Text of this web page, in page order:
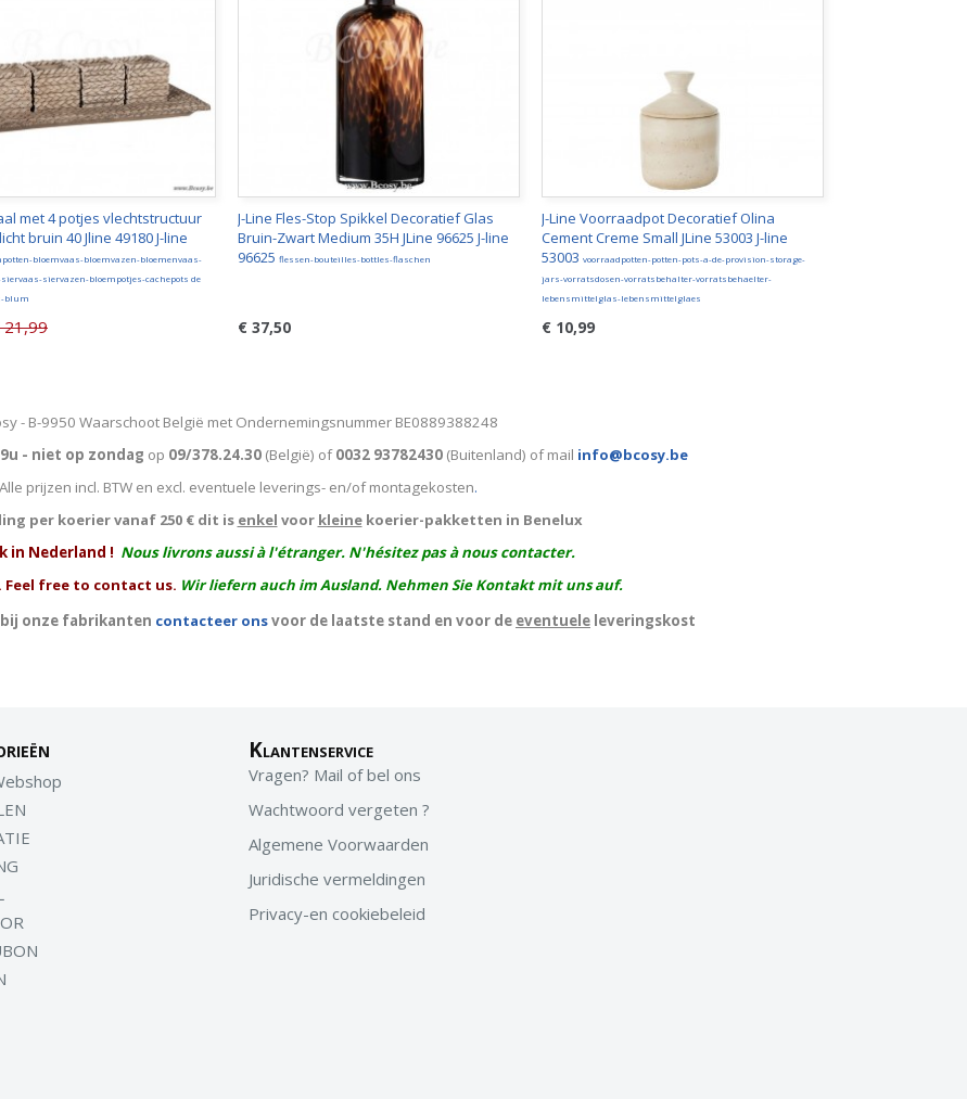
met 4 potjes vlechtstructuur
bruin 40 Jline 49180 J-line
bloemvaas-bloemvazen-bloemenvaas-
siervazen-bloempotjes-cachepots de
blum
21,99
J-Line Fles-Stop Spikkel Decoratief Glas
Bruin-Zwart Medium 35H JLine 96625 J-line
96625 flessen-bouteilles-bottles-flaschen
€ 37,50
J-Line Voorraadpot Decoratief Olina
Cement Creme Small JLine 53003 J-line
53003 voorraadpotten-potten-pots-a-de-provision-storage-
jars-vorratsdosen-vorratsbehalter-vorratsbehaelter-
lebensmittelglas-lebensmittelglaes
€ 10,99
- B-9950 Waarschoot België met Ondernemingsnummer BE0889388248
- niet op zondag op 09/378.24.30(België) of0032 93782430(Buitenland) of mail info@bcosy.be
Alle prijzen incl. BTW en excl. eventuele leverings- en/of montagekosten.
per koerier vanaf 250 € dit is enkel voor kleinekoerier-pakketten in Benelux
in Nederland ! Nous livrons aussi à l'étranger. N'hésitez pas à nous contacter.
Feel free to contact us. Wir liefern auch im Ausland. Nehmen Sie Kontakt mit uns auf.
onze fabrikanten contacteer onsvoor de laatste stand en voor de eventuele leveringskost
Klantenservice
Vragen? Mail of bel ons
Wachtwoord vergeten ?
Algemene Voorwaarden
Juridische vermeldingen
Privacy-en cookiebeleid